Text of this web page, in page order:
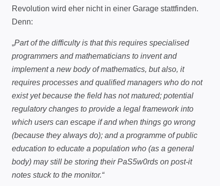
Revolution wird eher nicht in einer Garage stattfinden.
Denn:
„Part of the difficulty is that this requires specialised
programmers and mathematicians to invent and
implement a new body of mathematics, but also, it
requires processes and qualified managers who do not
exist yet because the field has not matured; potential
regulatory changes to provide a legal framework into
which users can escape if and when things go wrong
(because they always do); and a programme of public
education to educate a population who (as a general
body) may still be storing their PaS5w0rds on post-it
notes stuck to the monitor.“